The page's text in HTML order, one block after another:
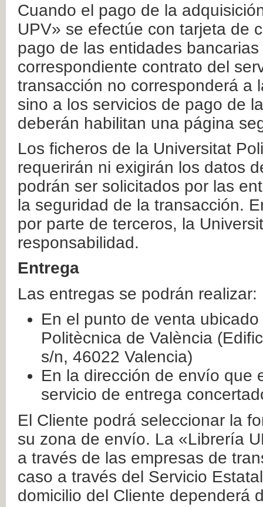
Cuando el pago de la
UPV» se efectúe con tarjeta de
pago de las entidades
correspondiente contrato del
transacción no corresponderá a
sino a los servicios de pago de
deberán habilitan una página
Los ficheros de la Universitat
requerirán ni exigirán los datos
podrán ser solicitados por las
la seguridad de la transacción.
por parte de terceros, la
responsabilidad.
Entrega
Las entregas se podrán realizar:
En el punto de venta
Politècnica de València
s/n, 46022 Valencia)
En la dirección de envío que
servicio de entrega
El Cliente podrá seleccionar la
su zona de envío. La «Librería
a través de las empresas de
caso a través del Servicio
domicilio del Cliente dependerá